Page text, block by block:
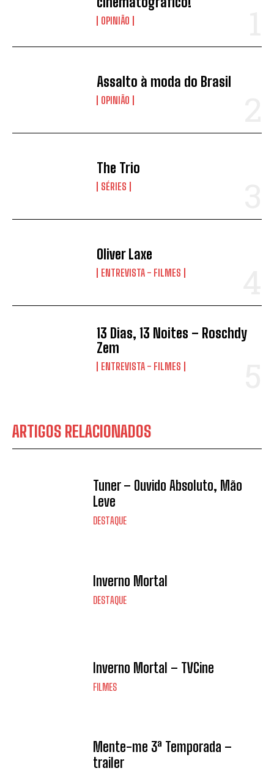
OPINIÃO
Assalto à moda do Brasil
OPINIÃO
The Trio
SÉRIES
Oliver Laxe
ENTREVISTA - FILMES
13 Dias, 13 Noites – Roschdy
Zem
ENTREVISTA - FILMES
ARTIGOS RELACIONADOS
Tuner – Ouvido Absoluto, Mão
Leve
DESTAQUE
Inverno Mortal
DESTAQUE
Inverno Mortal – TVCine
FILMES
Mente-me 3ª Temporada –
trailer